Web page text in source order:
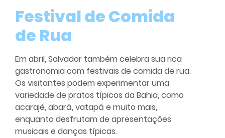
Festival de Comida
de Rua
Em abril, Salvador também celebra sua rica
gastronomia com festivais de comida de rua.
Os visitantes podem experimentar uma
variedade de pratos típicos da Bahia, como
acarajé, abará, vatapá e muito mais,
enquanto desfrutam de apresentações
musicais e danças típicas.